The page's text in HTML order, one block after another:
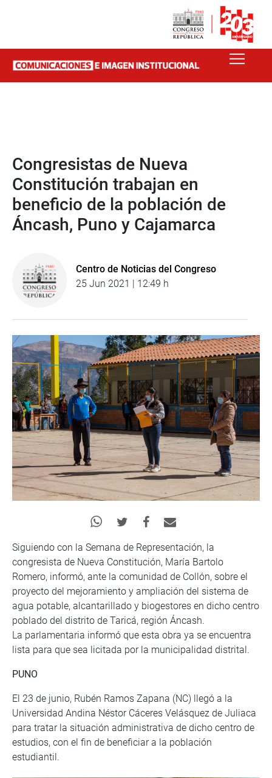
Congresistas de Nueva
Constitución trabajan en
beneficio de la población de
Áncash, Puno y Cajamarca
Centro de Noticias del Congreso
25 Jun 2021 | 12:49 h
Siguiendo con la Semana de Representación, la
congresista de Nueva Constitución, María Bartolo
Romero, informó, ante la comunidad de Collón, sobre el
proyecto del mejoramiento y ampliación del sistema de
agua potable, alcantarillado y biogestores en dicho centro
poblado del distrito de Taricá, región Áncash.
La parlamentaria informó que esta obra ya se encuentra
lista para que sea licitada por la municipalidad distrital.
PUNO
El 23 de junio, Rubén Ramos Zapana (NC) llegó a la
Universidad Andina Néstor Cáceres Velásquez de Juliaca
para tratar la situación administrativa de dicho centro de
estudios, con el fin de beneficiar a la población
estudiantil.